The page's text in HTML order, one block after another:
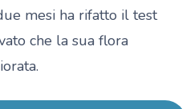
mesi ha rifatto il test
che la sua flora